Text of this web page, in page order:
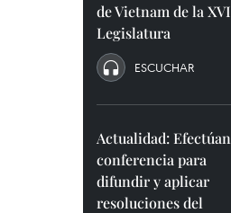
de Vietnam de la XVI
Legislatura
ESCUCHAR
Actualidad: Efectúan
conferencia para
difundir y aplicar
resoluciones del